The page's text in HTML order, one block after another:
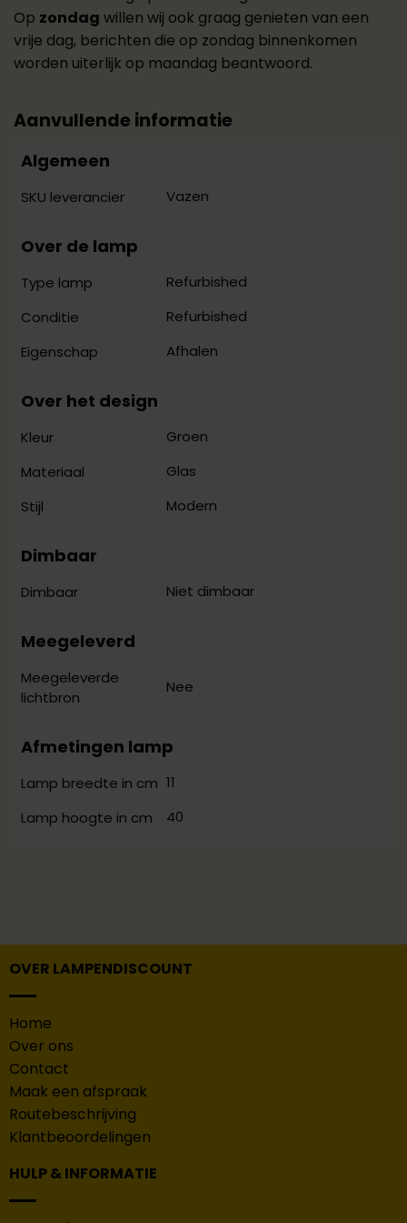
Op zondag willen wij ook graag genieten van een
vrije dag, berichten die op zondag binnenkomen
worden uiterlijk op maandag beantwoord.
Aanvullende informatie
Algemeen
SKU leverancier Vazen
Over de lamp
Type lamp
Refurbished
Conditie
Refurbished
Eigenschap
Afhalen
Over het design
Kleur
Groen
Materiaal
Glas
Stijl
Modern
Dimbaar
Dimbaar Niet dimbaar
Meegeleverd
Meegeleverde
lichtbron
Nee
Afmetingen lamp
Lamp breedte in cm 11
Lamp hoogte in cm
40
OVER LAMPENDISCOUNT
Home
Over ons
Contact
Maak een afspraak
Routebeschrijving
Klantbeoordelingen
HULP & INFORMATIE